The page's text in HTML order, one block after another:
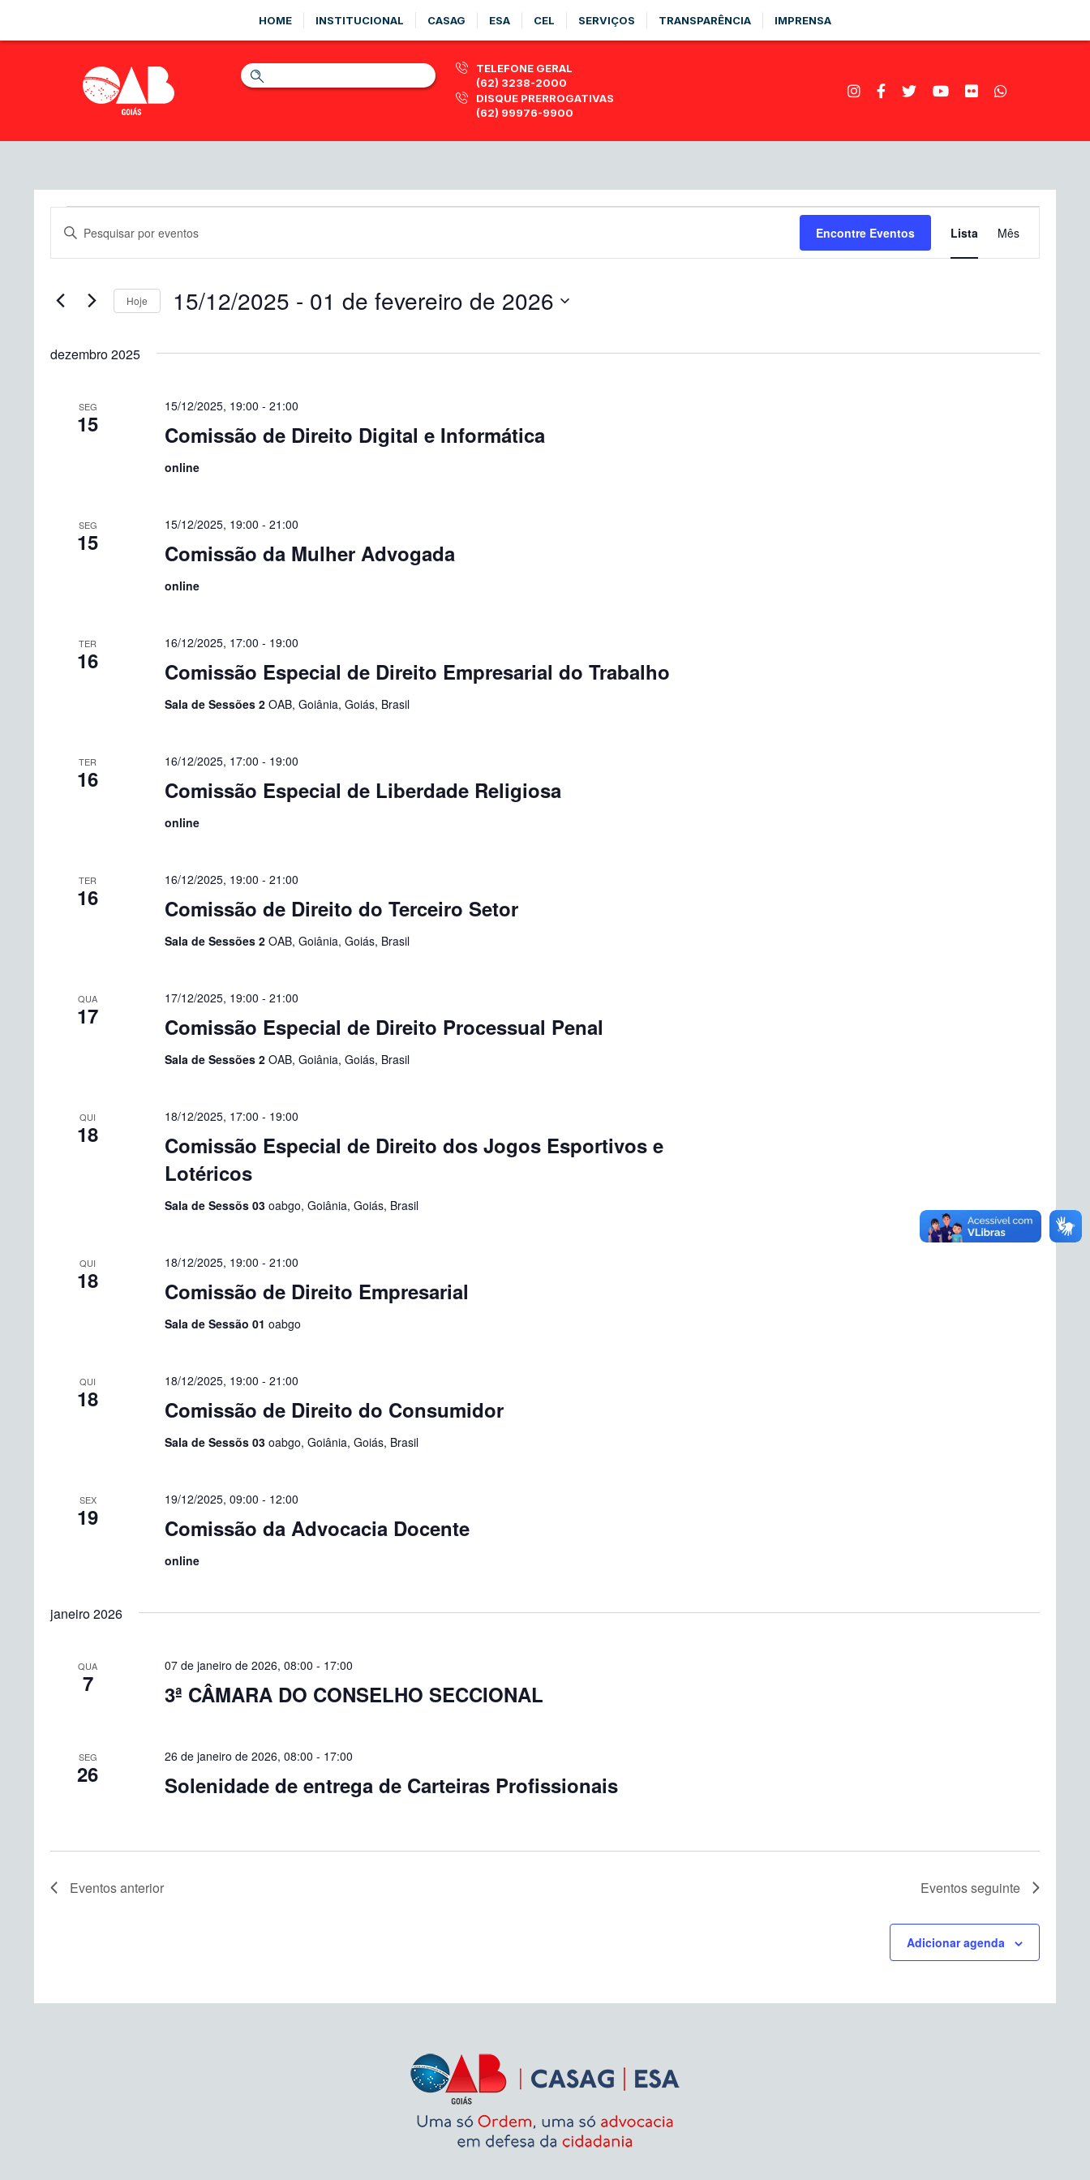
HOME INSTITUCIONAL CASAG ESA CEL SERVIÇOS TRANSPARÊNCIA IMPRENSA
TELEFONE GERAL
(62) 3238-2000
DISQUE PRERROGATIVAS
(62) 99976-9900
Eventos
Pesquisa
de
de
Digite
palavra-
Pesquisa
palavra-
Encontre Eventos
do
visual
Lista Mês
Hoje 15/12/2025 - 01 de fevereiro de 2026
dezembro 2025
SEG
15 Comissão de Direito Digital e Informática
15/12/2025, 19:00 - 21:00
online
SEG
15 Comissão da Mulher Advogada
15/12/2025, 19:00 - 21:00
online
TER
16 Comissão Especial de Direito Empresarial do Trabalho
16/12/2025, 17:00 - 19:00
Sala de Sessões 2 OAB, Goiânia, Goiás, Brasil
TER
16 Comissão Especial de Liberdade Religiosa
16/12/2025, 17:00 - 19:00
online
TER
16 Comissão de Direito do Terceiro Setor
16/12/2025, 19:00 - 21:00
Sala de Sessões 2 OAB, Goiânia, Goiás, Brasil
QUA
17 Comissão Especial de Direito Processual Penal
17/12/2025, 19:00 - 21:00
Sala de Sessões 2 OAB, Goiânia, Goiás, Brasil
QUI
18
Comissão Especial de Direito dos Jogos Esportivos e
Lotéricos
18/12/2025, 17:00 - 19:00
Sala de Sessõs 03 oabgo, Goiânia, Goiás, Brasil
QUI
18 Comissão de Direito Empresarial
18/12/2025, 19:00 - 21:00
Sala de Sessão 01 oabgo
QUI
18 Comissão de Direito do Consumidor
18/12/2025, 19:00 - 21:00
Sala de Sessõs 03 oabgo, Goiânia, Goiás, Brasil
SEX
19 Comissão da Advocacia Docente
19/12/2025, 09:00 - 12:00
online
janeiro 2026
QUA
7 3ª CÂMARA DO CONSELHO SECCIONAL
07 de janeiro de 2026, 08:00 - 17:00
SEG
26 Solenidade de entrega de Carteiras Profissionais
26 de janeiro de 2026, 08:00 - 17:00
Eventosanterior Eventosseguinte
Adicionar agenda